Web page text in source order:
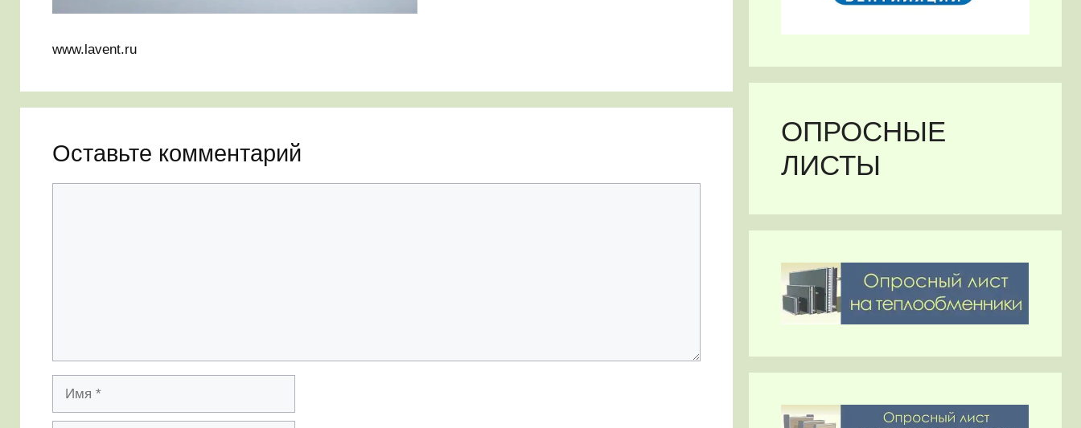
www.lavent.ru
Оставьте комментарий
ОПРОСНЫЕ
ЛИСТЫ